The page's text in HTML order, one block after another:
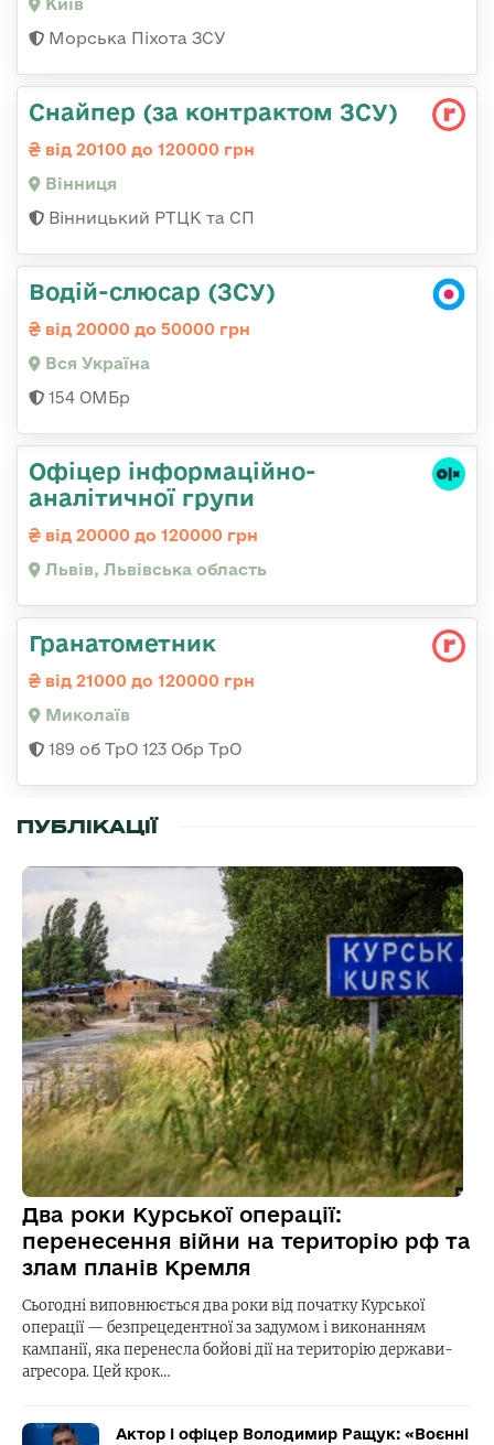
Морська Піхота ЗСУ
Снайпер (за контрактом ЗСУ)
від 20100 до 120000 грн
Вінниця
Вінницький РТЦК та СП
Водій-слюсар (ЗСУ)
від 20000 до 50000 грн
Вся Україна
154 ОМБр
Офіцер інформаційно-
аналітичної групи
від 20000 до 120000 грн
Львів, Львівська область
Гранатометник
від 21000 до 120000 грн
Миколаїв
189 об ТрО 123 Обр ТрО
ПУБЛІКАЦІЇ
Два роки Курської операції:
перенесення війни на територію рф та
злам планів Кремля
Сьогодні виповнюється два роки від початку Курської
операції — безпрецедентної за задумом і виконанням
кампанії, яка перенесла бойові дії на територію держави-
агресора. Цей крок…
Актор і офіцер Володимир Ращук: «Воєнні